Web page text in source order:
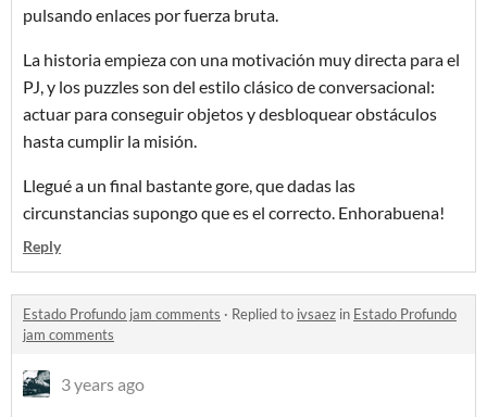
pulsando enlaces por fuerza bruta.
La historia empieza con una motivación muy directa para el
PJ, y los puzzles son del estilo clásico de conversacional:
actuar para conseguir objetos y desbloquear obstáculos
hasta cumplir la misión.
Llegué a un final bastante gore, que dadas las
circunstancias supongo que es el correcto. Enhorabuena!
Reply
Estado Profundo jam comments · Replied to ivsaez in Estado Profundo
jam comments
3 years ago